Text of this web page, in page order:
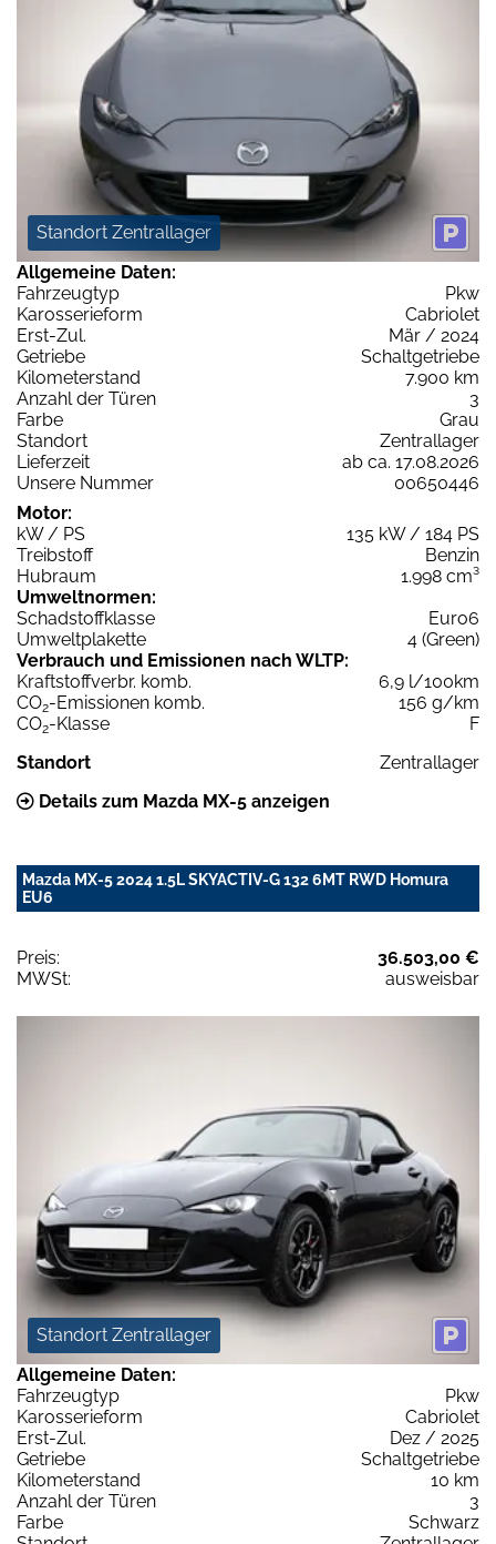
Standort Zentrallager
Allgemeine Daten:
Fahrzeugtyp
Pkw
Karosserieform
Cabriolet
Erst-Zul.
Mär / 2024
Getriebe
Schaltgetriebe
Kilometerstand
7.900 km
Anzahl der Türen
3
Farbe
Grau
Standort
Zentrallager
Lieferzeit
ab ca. 17.08.2026
Unsere Nummer
00650446
Motor:
kW / PS
135 kW / 184 PS
Treibstoff
Benzin
Hubraum
1.998 cm³
Umweltnormen:
Schadstoffklasse
Euro6
Umweltplakette
4 (Green)
Verbrauch und Emissionen nach WLTP:
Kraftstoffverbr. komb.
6,9 l/100km
CO2-Emissionen komb.
156 g/km
CO2-Klasse
F
Standort
Zentrallager
Details zum Mazda MX-5 anzeigen
Mazda MX-5 2024 1.5L SKYACTIV-G 132 6MT RWD Homura
EU6
Preis:
36.503,00 €
MWSt:
ausweisbar
Standort Zentrallager
Allgemeine Daten:
Fahrzeugtyp
Pkw
Karosserieform
Cabriolet
Erst-Zul.
Dez / 2025
Getriebe
Schaltgetriebe
Kilometerstand
10 km
Anzahl der Türen
3
Farbe
Schwarz